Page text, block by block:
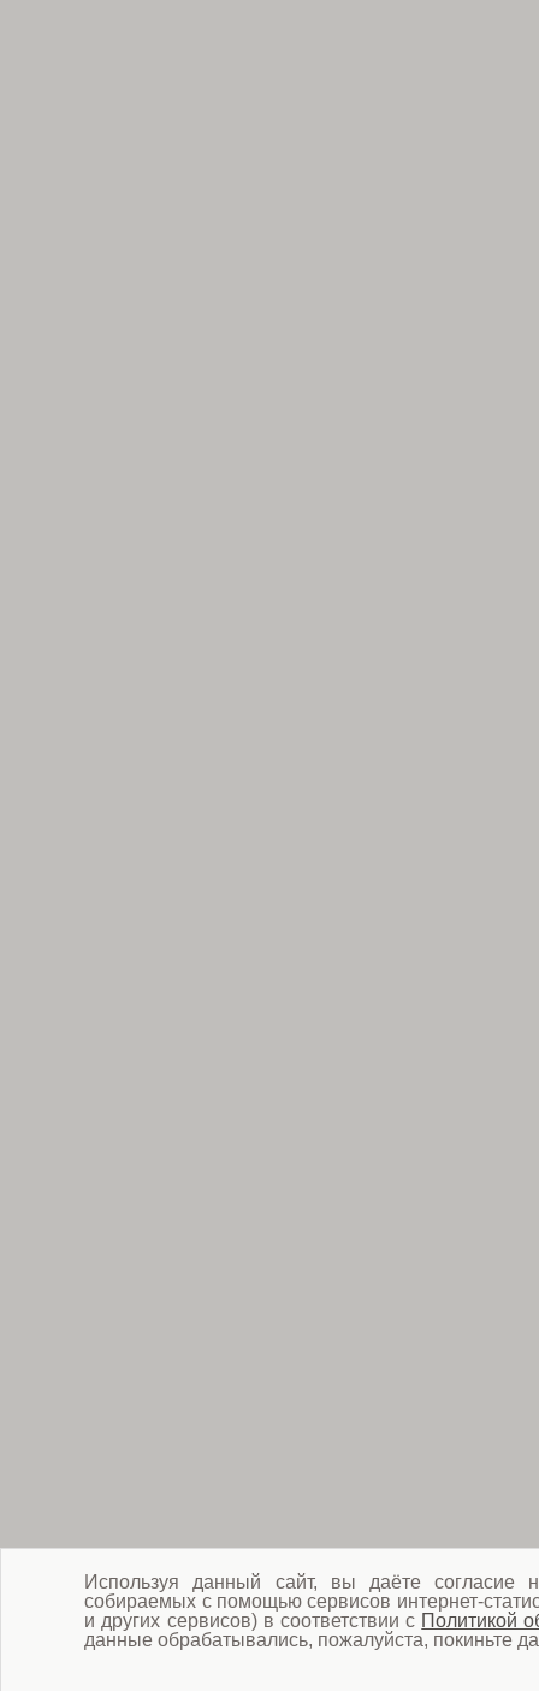
Используя данный сайт, вы даёте согласие
собираемых с помощью сервисов интернет-
и других сервисов) в соответствии с Политикой
данные обрабатывались, пожалуйста, покиньте